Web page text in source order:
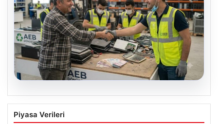
Profesyonel Elektronik Dönüşümü hem
de Çevre Dönüşüm
Piyasa Verileri